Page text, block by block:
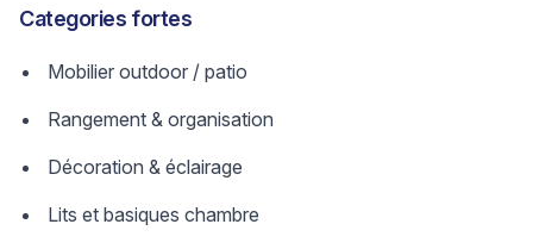
Categories fortes
Mobilier outdoor / patio
Rangement & organisation
Décoration & éclairage
Lits et basiques chambre